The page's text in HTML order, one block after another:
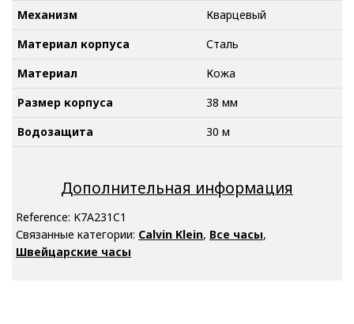
Механизм
Кварцевый
Материал корпуса
Сталь
Материал
Кожа
Размер корпуса
38 мм
Водозащита
30 м
Дополнительная информация
Reference: K7A231C1
Связанные категории: Calvin Klein, Все часы,
Швейцарские часы